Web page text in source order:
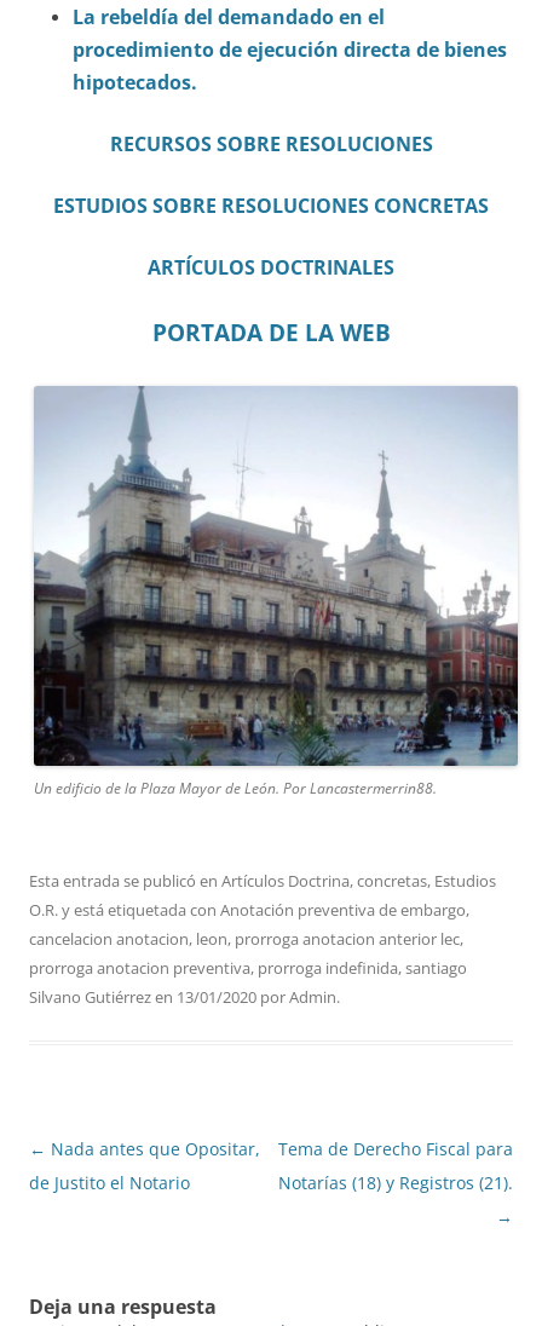
La rebeldía del demandado en el
procedimiento de ejecución directa de bienes
hipotecados.
RECURSOS SOBRE RESOLUCIONES
ESTUDIOS SOBRE RESOLUCIONES CONCRETAS
ARTÍCULOS DOCTRINALES
PORTADA DE LA WEB
Un edificio de la Plaza Mayor de León. Por Lancastermerrin88.
Esta entrada se publicó en Artículos Doctrina,concretas, Estudios
O.R.y está etiquetada con Anotación preventiva de embargo,
cancelacion anotacion, leon, prorroga anotacion anterior lec,
prorroga anotacion preventiva, prorroga indefinida,santiago
Silvano Gutiérrezen 13/01/2020 porAdmin.
Navegación
de
← Nada antes que Opositar,
de Justito el Notario
Tema de Derecho Fiscal para
Notarías (18) y Registros (21).
→
Deja una respuesta